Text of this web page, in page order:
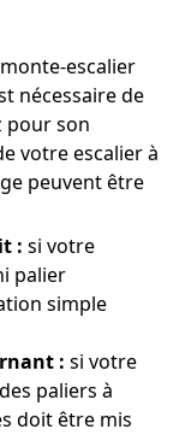
escalier
nécessaire de
pour son
votre escalier à
peuvent être
: si votre
palier
simple
: si votre
paliers à
doit être mis